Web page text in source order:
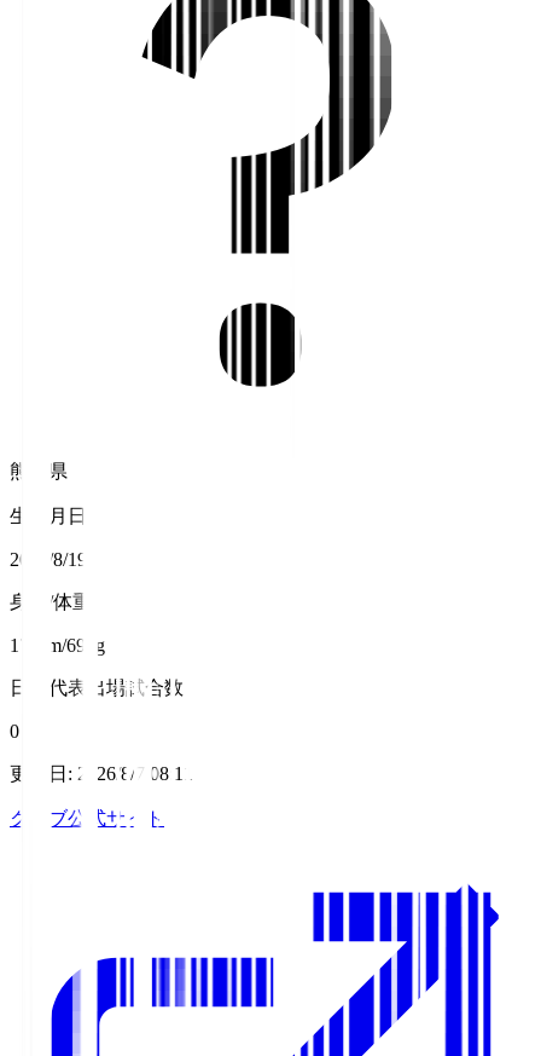
熊本県
生年月日
2003/8/19
身長/体重
174cm/69kg
日本代表出場試合数
0
更新日 : 2026/8/7 08:11
クラブ公式サイト